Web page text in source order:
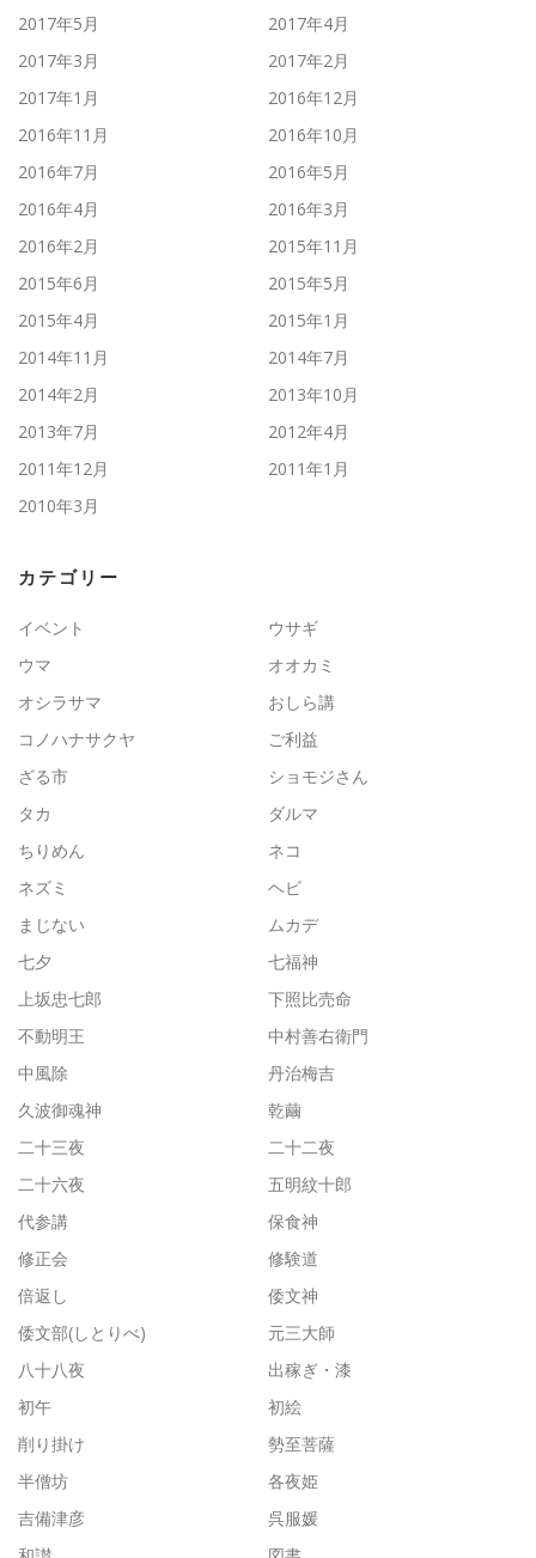
2017年5月
2017年4月
2017年3月
2017年2月
2017年1月
2016年12月
2016年11月
2016年10月
2016年7月
2016年5月
2016年4月
2016年3月
2016年2月
2015年11月
2015年6月
2015年5月
2015年4月
2015年1月
2014年11月
2014年7月
2014年2月
2013年10月
2013年7月
2012年4月
2011年12月
2011年1月
2010年3月
カテゴリー
イベント
ウサギ
ウマ
オオカミ
オシラサマ
おしら講
コノハナサクヤ
ご利益
ざる市
ショモジさん
タカ
ダルマ
ちりめん
ネコ
ネズミ
ヘビ
まじない
ムカデ
七夕
七福神
上坂忠七郎
下照比売命
不動明王
中村善右衛門
中風除
丹治梅吉
久波御魂神
乾繭
二十三夜
二十二夜
二十六夜
五明紋十郎
代参講
保食神
修正会
修験道
倍返し
倭文神
倭文部(しとりべ)
元三大師
八十八夜
出稼ぎ・漆
初午
初絵
削り掛け
勢至菩薩
半僧坊
各夜姫
吉備津彦
呉服媛